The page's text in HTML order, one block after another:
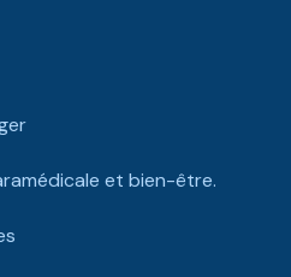
et bien-être.